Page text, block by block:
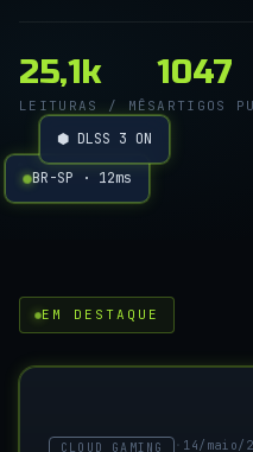
25,1k
LEITURAS / MÊS
1047
ARTIGOS
BR-SP · 12ms
⬢ DLSS 3 ON
EM DESTAQUE
CLOUD GAMING · 14/maio/